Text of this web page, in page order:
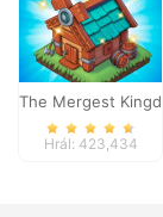
The Mergest
Hrál: 423,434